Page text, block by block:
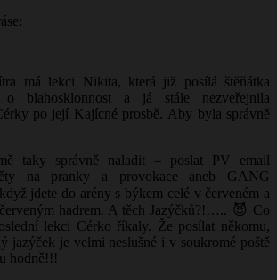
má lekci Nikita, která již posílá štěňátka
blahosklonnost a já stále nezveřejnila
po její Kajícné prosbě. Aby byla správně
taky správně naladit – poslat PV email
na pranky a provokace aneb GANG
jdete do arény s býkem celé v červeném a
hadrem. A těch Jazýčků?!….. 😈 Co
lekci Cérko říkaly. Že posílat někomu,
jazýček je velmi neslušné i v soukromé poště
hodně!!!